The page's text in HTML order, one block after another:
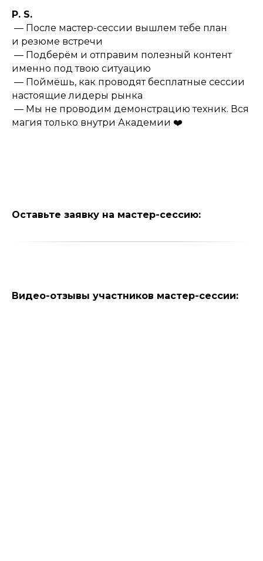
P. S.
— После мастер-сессии вышлем тебе план
и резюме встречи
— Подберём и отправим полезный контент
именно под твою ситуацию
— Поймёшь, как проводят бесплатные сессии
настоящие лидеры рынка
— Мы не проводим демонстрацию техник. Вся
магия только внутри Академии ❤️
Оставьте заявку на мастер-сессию:
Видео-отзывы участников мастер-сессии: